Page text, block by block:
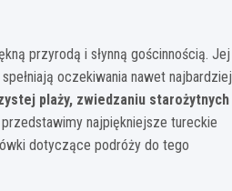
przyrodą i słynną gościnnością. Jej
oczekiwania nawet najbardziej
plaży, zwiedzaniu starożytnych
najpiękniejsze tureckie
dotyczące podróży do tego